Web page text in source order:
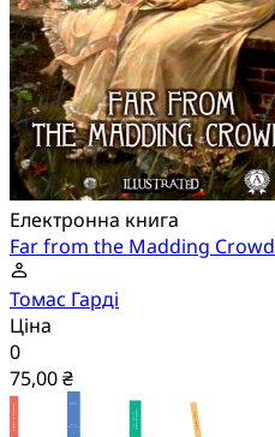
Електронна книга
Far from the Madding Crowd
Томас Гарді
Ціна
0
75,00 ₴